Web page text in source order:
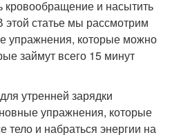
и насытить
статье мы рассмотрим
упражнения, которые можно
займут всего 15 минут
утренней зарядки
упражнения, которые
тело и набраться энергии на